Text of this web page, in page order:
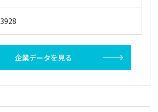
3928
企業データを見る